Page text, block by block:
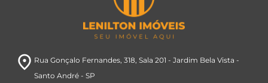
room Rua Gonçalo Fernandes, 318, Sala 201 - Jardim Bela Vista -
Santo André- SP